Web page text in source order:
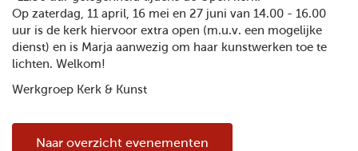
Op zaterdag, 11 april, 16 mei en 27 juni van 14.00 - 16.00
uur is de kerk hiervoor extra open (m.u.v. een mogelijke
dienst) en is Marja aanwezig om haar kunstwerken toe te
lichten. Welkom!
Werkgroep Kerk & Kunst
Naar overzicht evenementen